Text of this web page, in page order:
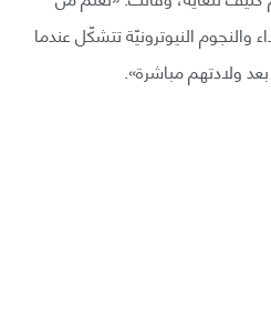
والنجوم النيوترونيّة تتشكّل عندما
ولادتهم مباشرة».